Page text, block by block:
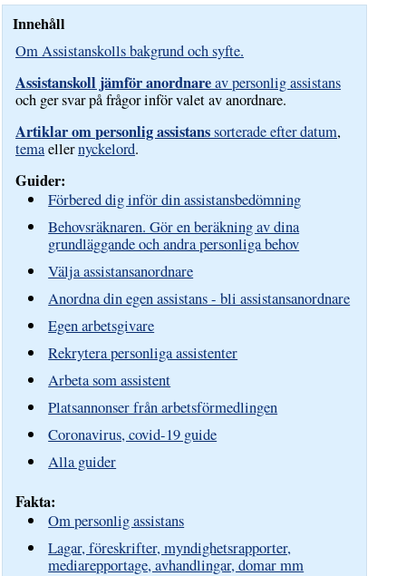
Innehåll
Om Assistanskolls bakgrund och syfte.
Assistanskoll jämför anordnareav personlig assistans
och ger svar på frågor inför valet av anordnare.
Artiklar om personlig assistanssorterade efter datum,
temaellernyckelord.
Guider:
Förbered dig inför din assistansbedömning
Behovsräknaren. Gör en beräkning av dina
grundläggande och andra personliga behov
Välja assistansanordnare
Anordna din egen assistans - bli assistansanordnare
Egen arbetsgivare
Rekrytera personliga assistenter
Arbeta som assistent
Platsannonser från arbetsförmedlingen
Coronavirus, covid-19 guide
Alla guider
Fakta:
Om personlig assistans
Lagar, föreskrifter, myndighetsrapporter,
mediarepportage, avhandlingar, domar mm